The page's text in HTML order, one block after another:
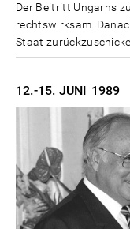
Der Beitritt Ungarns
rechtswirksam.
Staat
12.-15. JUNI 1989